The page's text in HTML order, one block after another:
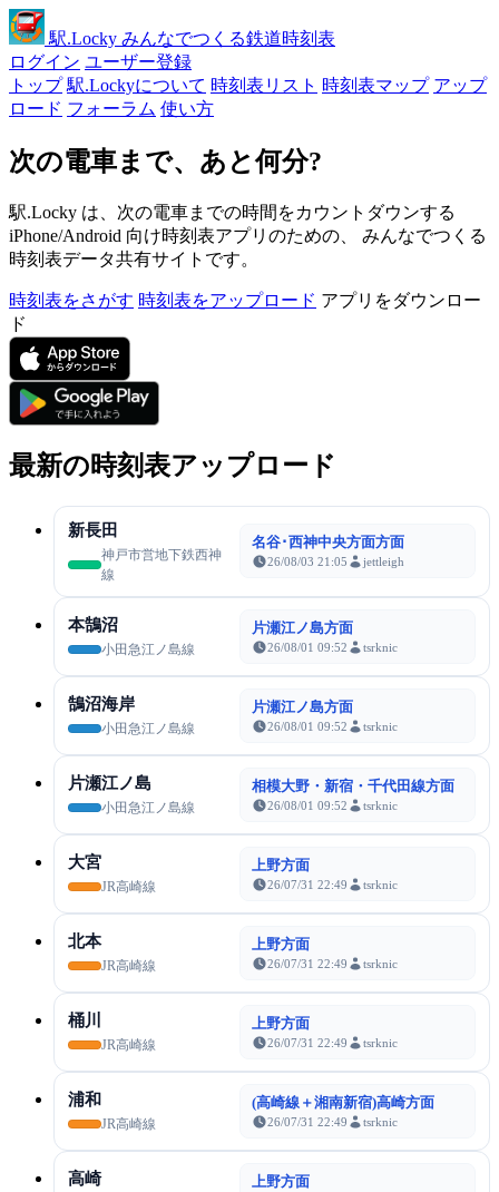
駅.Locky みんなでつくる鉄道時刻表
ログイン ユーザー登録
トップ 駅.Lockyについて 時刻表リスト 時刻表マップ アップ
ロード フォーラム 使い方
次の電車まで、あと何分?
駅.Locky は、次の電車までの時間をカウントダウンする
iPhone/Android 向け時刻表アプリのための、 みんなでつくる
時刻表データ共有サイトです。
時刻表をさがす 時刻表をアップロード アプリをダウンロー
ド
最新の時刻表アップロード
新長田
神戸市営地下鉄西神
線
名谷･西神中央方面方面
26/08/03 21:05 jettleigh
本鵠沼
小田急江ノ島線
片瀬江ノ島方面
26/08/01 09:52 tsrknic
鵠沼海岸
小田急江ノ島線
片瀬江ノ島方面
26/08/01 09:52 tsrknic
片瀬江ノ島
小田急江ノ島線
相模大野・新宿・千代田線方面
26/08/01 09:52 tsrknic
大宮
JR高崎線
上野方面
26/07/31 22:49 tsrknic
北本
JR高崎線
上野方面
26/07/31 22:49 tsrknic
桶川
JR高崎線
上野方面
26/07/31 22:49 tsrknic
浦和
JR高崎線
(高崎線＋湘南新宿)高崎方面
26/07/31 22:49 tsrknic
高崎 上野方面